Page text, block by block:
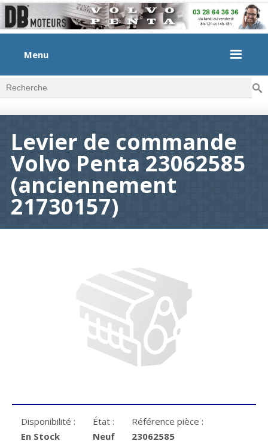
Menu
Formulaire de recherche
Levier de commande
Volvo Penta 23062585
(anciennement
21730157)
Disponibilité :
En Stock
État :
Neuf
Référence pièce :
23062585